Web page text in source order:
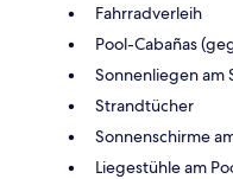
Fahrradverleih
Pool-Cabañas
Sonnenliegen am
Strandtücher
Sonnenschirme
Liegestühle am